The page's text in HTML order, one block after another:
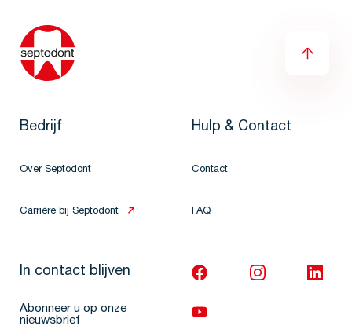
Bedrijf
Over Septodont
Carrière bij Septodont
Hulp & Contact
Contact
FAQ
In contact blijven
Abonneer u op onze
nieuwsbrief